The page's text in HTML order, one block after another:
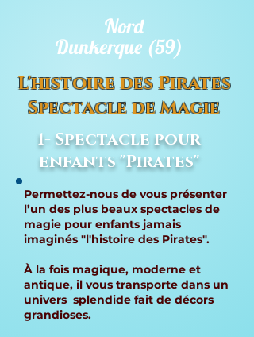
Dunkerque (59)
Nord
L'histoire des Pirates
Spectacle de Magie
1- Spectacle pour
enfants "Pirates"
Permettez-nous de vous présenter
l’un des plus beaux spectacles de
magie pour enfants jamais
imaginés "l'histoire des Pirates".
À la fois magique, moderne et
antique, il vous transporte dans un
univers splendide fait de décors
grandioses.